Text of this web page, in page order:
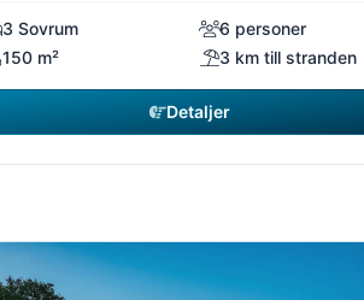
3 Sovrum
6 personer
150 m²
3 km till stranden
Detaljer